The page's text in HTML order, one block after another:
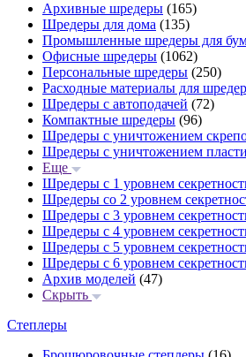
Архивные шредеры (165)
Шредеры для дома (135)
Промышленные шредеры для
Офисные шредеры (1062)
Персональные шредеры (250)
Расходные материалы для
Шредеры с автоподачей (72)
Компактные шредеры (96)
Шредеры с уничтожением
Шредеры с уничтожением
Еще
Шредеры с 1 уровнем
Шредеры со 2 уровнем
Шредеры с 3 уровнем
Шредеры с 4 уровнем
Шредеры с 5 уровнем
Шредеры с 6 уровнем
Архив моделей (47)
Скрыть
Степлеры